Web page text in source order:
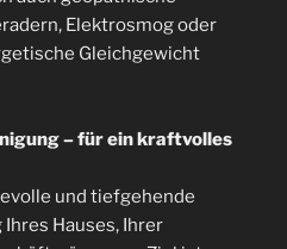
Elektrosmog oder
Gleichgewicht
– für ein kraftvolles
und tiefgehende
Hauses, Ihrer